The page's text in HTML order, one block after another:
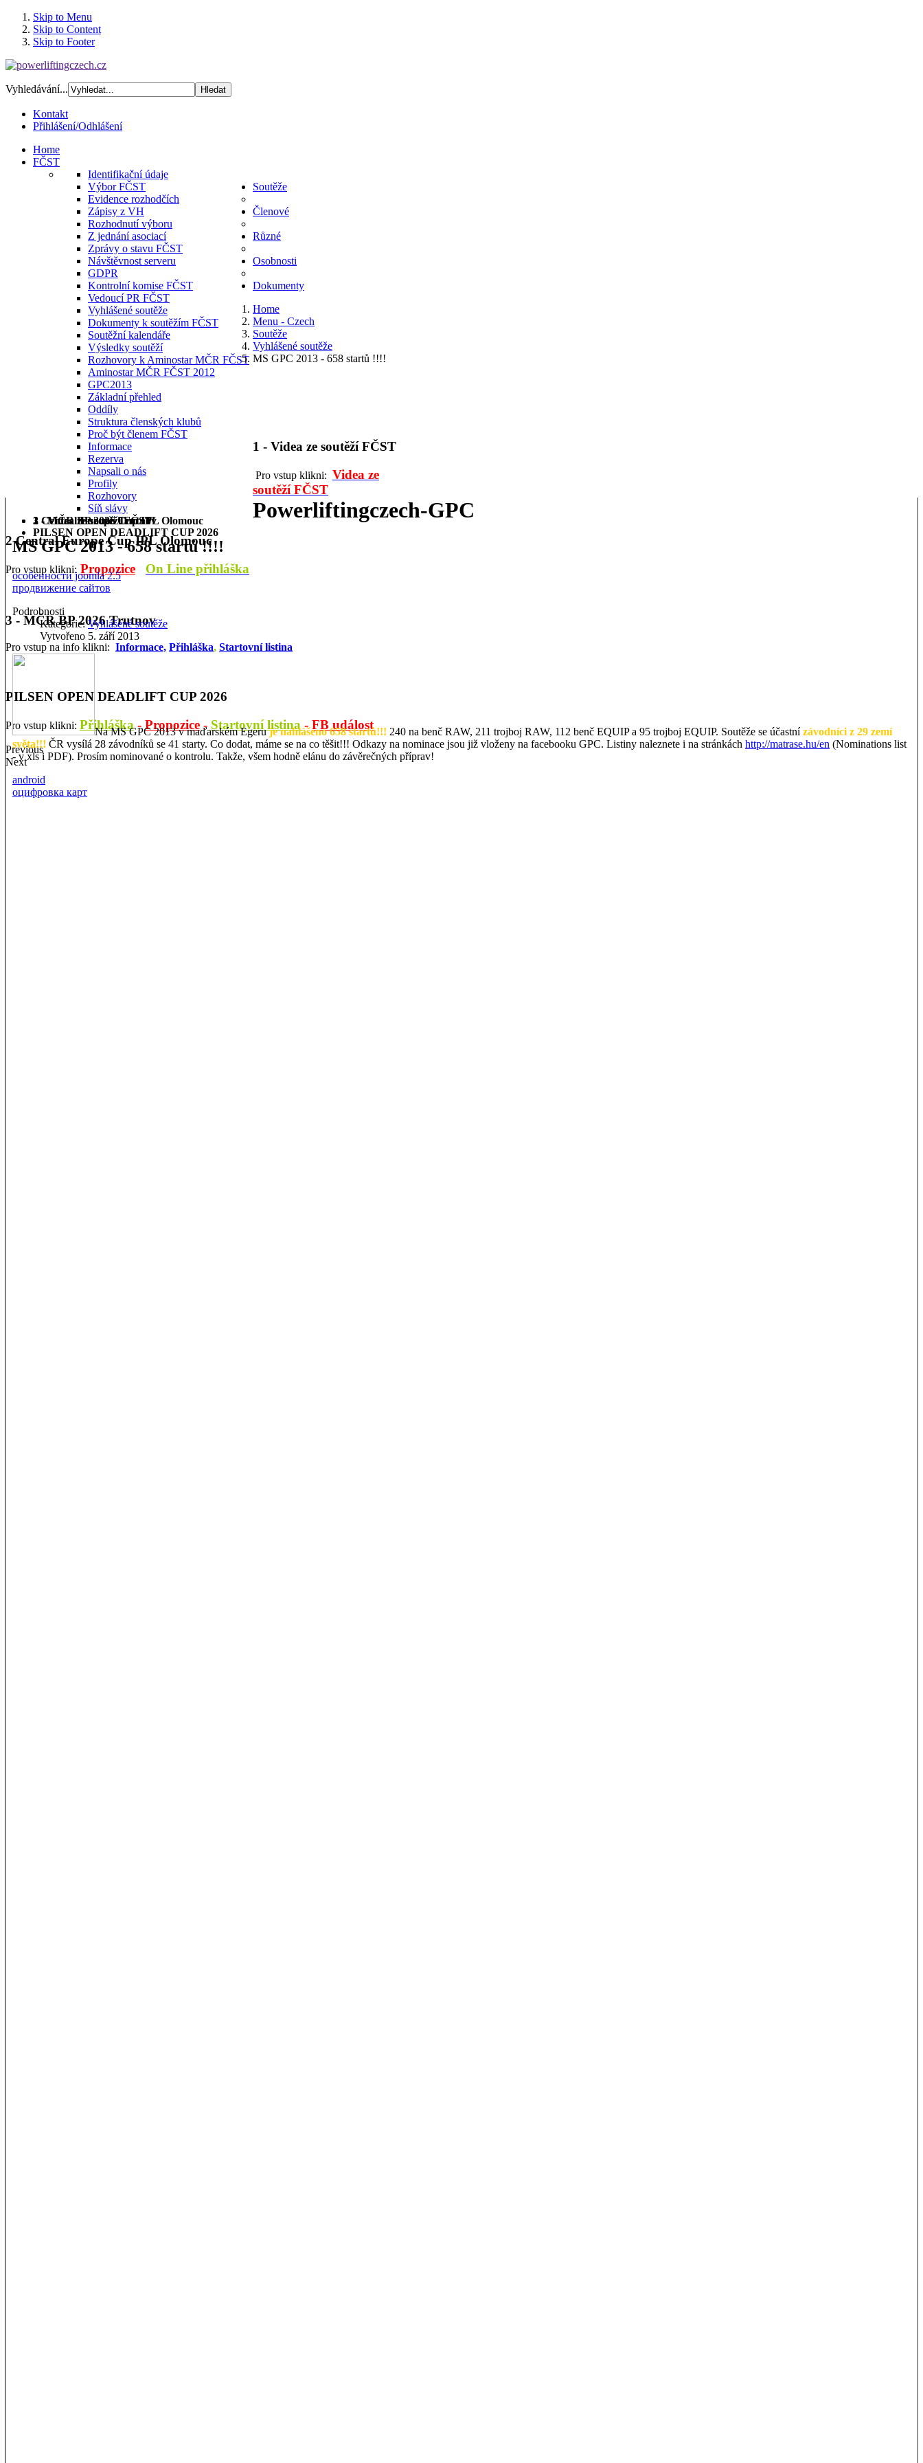
Skip to Menu
Skip to Content
Skip to Footer
Vyhledávání...
Kontakt
Přihlášení/Odhlášení
Home
FČST
Identifikační údaje
Výbor FČST
Evidence rozhodčích
Zápisy z VH
Rozhodnutí výboru
Z jednání asociací
Zprávy o stavu FČST
Návštěvnost serveru
GDPR
Kontrolní komise FČST
Vedoucí PR FČST
Soutěže
Vyhlášené soutěže
Dokumenty k soutěžím FČST
Soutěžní kalendáře
Výsledky soutěží
Rozhovory k Aminostar MČR FČST
Aminostar MČR FČST 2012
GPC2013
Členové
Základní přehled
Oddíly
Struktura členských klubů
Proč být členem FČST
Různé
Informace
Rezerva
Osobnosti
Napsali o nás
Profily
Rozhovory
Síň slávy
Dokumenty
Home
Menu - Czech
Soutěže
Vyhlášené soutěže
MS GPC 2013 - 658 startů !!!!
1 - Videa ze soutěží FČST
2 Central Europe Cup IPL Olomouc
3 - MČR BP 2026 Trutnov
PILSEN OPEN DEADLIFT CUP 2026
1 - Videa ze soutěží FČST
Pro vstup klikni: Videa ze
soutěží FČST
2 Central Europe Cup IPL Olomouc
Pro vstup klikni: Propozice On Line přihláška
3 - MČR BP 2026 Trutnov
Pro vstup na info klikni: Informace, Přihláška, Startovní listina
PILSEN OPEN DEADLIFT CUP 2026
Pro vstup klikni: Přihláška-Propozice- Startovní listina-FB událost
Previous
Next
Powerliftingczech-GPC
MS GPC 2013 - 658 startů !!!!
особенности joomla 2.5
продвижение сайтов
Podrobnosti
Kategorie:Vyhlášené soutěže
Vytvořeno 5. září 2013
Na MS GPC 2013 v maďarském Egeruje nahlášeno 658 startů!!! 240 na benč RAW, 211 trojboj RAW, 112 benč EQUIP a 95 trojboj EQUIP. Soutěže se účastnízávodníci z 29 zemí
světa!!! ČR vysílá 28 závodníků se 41 starty. Co dodat, máme se na co těšit!!! Odkazy na nominace jsou již vloženy na facebooku GPC. Listiny naleznete i na stránkách http://matrase.hu/en (Nominations list
- v xls i PDF). Prosím nominované o kontrolu. Takže, všem hodně elánu do závěrečných příprav!
android
оцифровка карт